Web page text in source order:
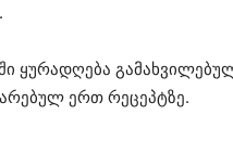
ყურადღება
ერთ რეცეპტზე.